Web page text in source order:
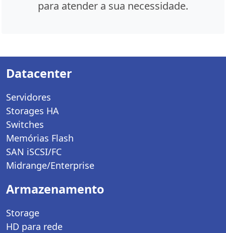
para atender a sua necessidade.
Datacenter
Servidores
Storages HA
Switches
Memórias Flash
SAN iSCSI/FC
Midrange/Enterprise
Armazenamento
Storage
HD para rede